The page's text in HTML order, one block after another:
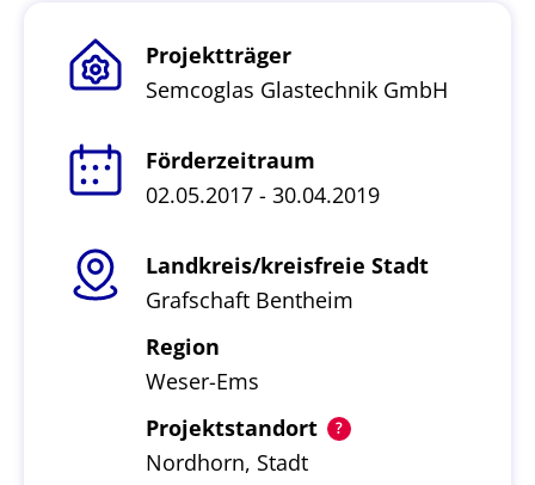
Projektträger
Semcoglas Glastechnik GmbH
Förderzeitraum
02.05.2017 - 30.04.2019
Landkreis/kreisfreie Stadt
Grafschaft Bentheim
Region
Weser-Ems
Projektstandort
Nordhorn, Stadt